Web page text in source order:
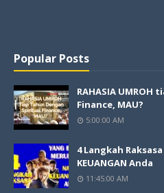
Popular Posts
RAHASIA
Finance, MAU?
5:00:00 AM
4 Langkah
KEUANGAN Anda
11:45:00 AM